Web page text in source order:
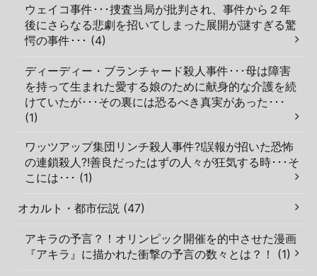
ウェイコ事件･･･捜査当局が批判され、事件から２年
後にさらなる悲劇を招いてしまった展開が謎すぎる驚
愕の事件･･･ (4)
ディーディー・ブランチャード殺人事件･･･母は障害
を持って生まれた愛する娘のために献身的な介護を続
けていたが･･･その裏には恐るべき真実があった･･･
(1)
ワッツアップ集団リンチ殺人事件?!誤報が招いた恐怖
の連鎖殺人?!善良だったはずの人々が狂気する時･･･そ
こには･･･ (1)
オカルト・都市伝説 (47)
アキラの予言？！オリンピック開催を的中させた漫画
『アキラ』に描かれた衝撃の予言の数々とは？！ (1)